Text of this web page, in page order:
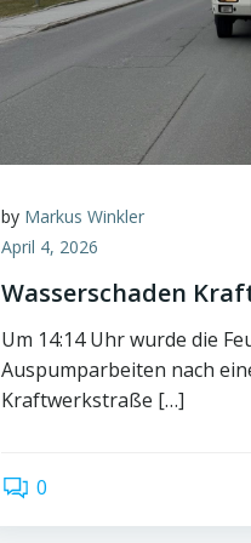
by Markus Winkler
April 4, 2026
Wasserschaden
Um 14:14 Uhr wurde die
Auspumparbeiten nach
Kraftwerkstraße […]
0